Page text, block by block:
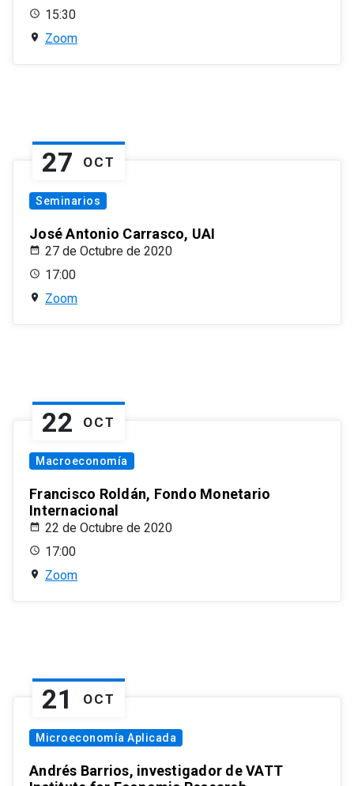
15:30
Zoom
27 OCT
Seminarios
José Antonio Carrasco, UAI
27 de Octubre de 2020
17:00
Zoom
22 OCT
Macroeconomía
Francisco Roldán, Fondo Monetario
Internacional
22 de Octubre de 2020
17:00
Zoom
21 OCT
Microeconomía Aplicada
Andrés Barrios, investigador de VATT